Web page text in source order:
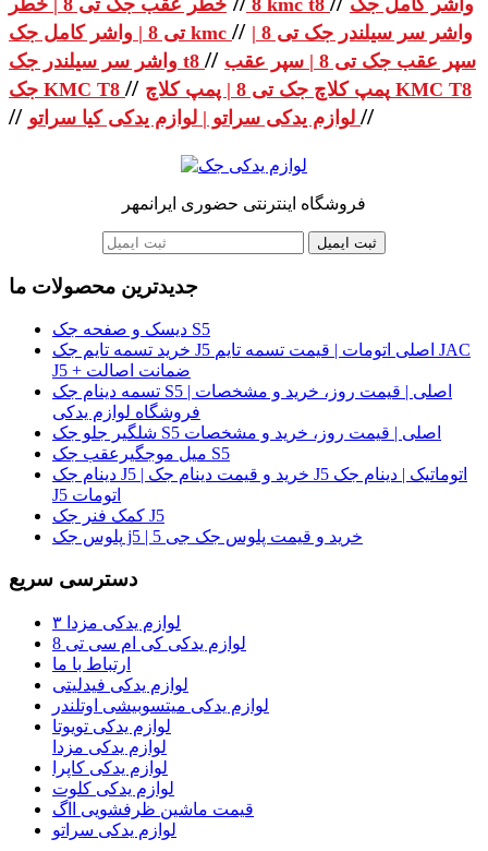
تی 8 | واشر کامل جک kmc // واشر سر سیلندر جک تی 8 |
واشر سر سیلندر جک t8 // سپر عقب جک تی 8 | سپر عقب
جک KMC T8 // پمپ کلاچ جک تی 8 | پمپ کلاچ KMC T8
// //
فروشگاه اینترنتی حضوری ایرانمهر
ثبت ایمیل
جدیدترین محصولات ما
دیسک و صفحه جک S5
خرید تسمه تایم جک J5 اصلی اتومات | قیمت تسمه تایم JAC
J5 + ضمانت اصالت
تسمه دینام جک S5 اصلی | قیمت روز، خرید و مشخصات |
فروشگاه لوازم یدکی
شلگیر جلو جک S5 اصلی | قیمت روز، خرید و مشخصات
میل موجگیرعقب جک S5
دینام جک J5 | خرید و قیمت دینام جک J5 اتوماتیک | دینام جک
J5 اتومات
کمک فنر جک J5
پلوس جک j5 | خرید و قیمت پلوس جک جی 5
دسترسی سریع
لوازم یدکی مزدا ۳
لوازم یدکی کی ام سی تی 8
ارتباط با ما
لوازم یدکی فیدلیتی
لوازم یدکی میتسوبیشی اوتلندر
لوازم یدکی تویوتا
لوازم یدکی مزدا
لوازم یدکی کاپرا
لوازم یدکی کلوت
قیمت ماشین ظرفشویی ااگ
لوازم یدکی سراتو